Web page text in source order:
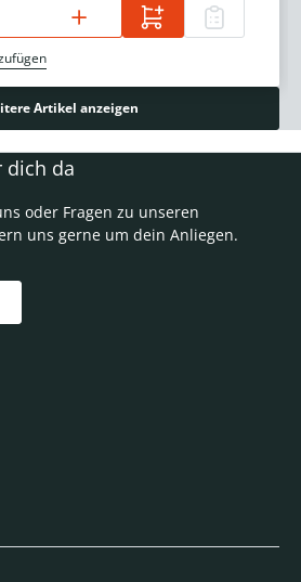
Artikel anzeigen
dich da
oder Fragen zu unseren
uns gerne um dein Anliegen.